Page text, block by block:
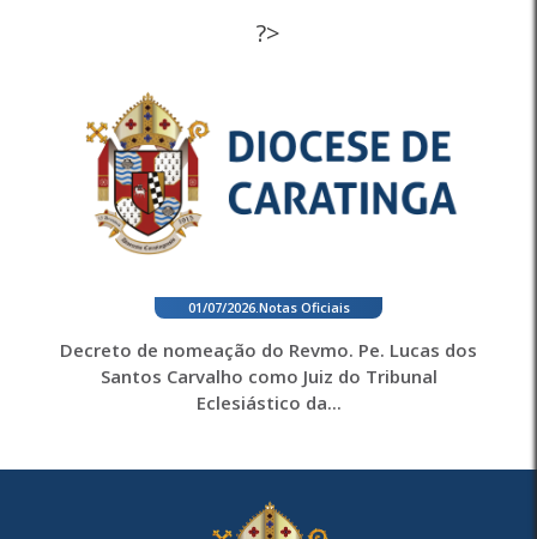
?>
01/07/2026. Notas Oficiais
Decreto de nomeação do Revmo. Pe. Lucas dos
Santos Carvalho como Juiz do Tribunal
Eclesiástico da...